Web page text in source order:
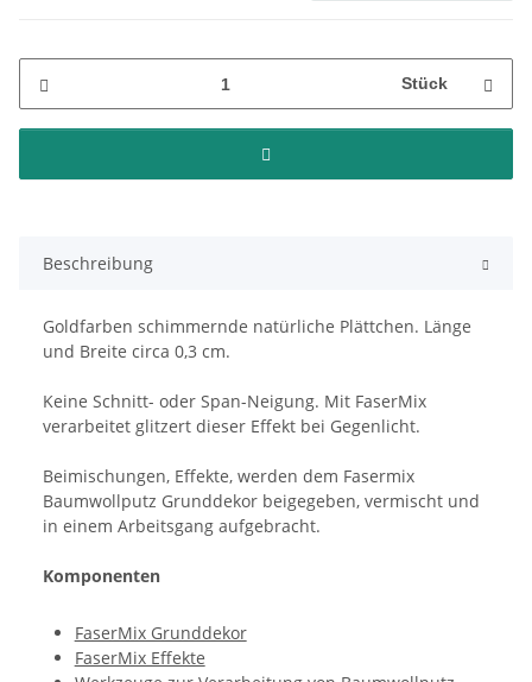
Stück
Beschreibung
Goldfarben schimmernde natürliche Plättchen. Länge
und Breite circa 0,3 cm.
Keine Schnitt- oder Span-Neigung. Mit FaserMix
verarbeitet glitzert dieser Effekt bei Gegenlicht.
Beimischungen, Effekte, werden dem Fasermix
Baumwollputz Grunddekor beigegeben, vermischt und
in einem Arbeitsgang aufgebracht.
Komponenten
FaserMix Grunddekor
FaserMix Effekte